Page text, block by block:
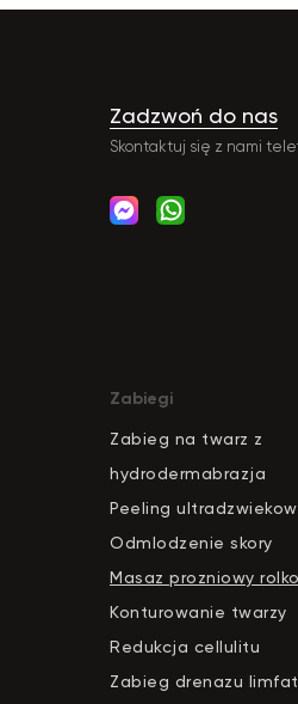
Skontaktuj się z nami
Zadzwoń do nas
Zabiegi
Zabieg na twarz z
hydrodermabrazja
Peeling
Odmlodzenie skory
Masaz prozniowy
Konturowanie twarzy
Redukcja cellulitu
Zabieg drenazu